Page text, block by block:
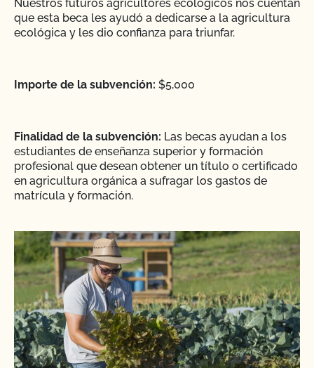
Nuestros futuros agricultores ecológicos nos cuentan
que esta beca les ayudó a dedicarse a la agricultura
ecológica y les dio confianza para triunfar.
Importe de la subvención: $5,000
Finalidad de la subvención: Las becas ayudan a los
estudiantes de enseñanza superior y formación
profesional que desean obtener un título o certificado
en agricultura orgánica a sufragar los gastos de
matrícula y formación.